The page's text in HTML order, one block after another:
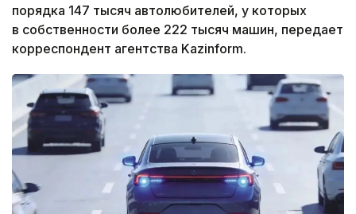
порядка 147 тысяч автолюбителей, у которых
в собственности более 222 тысяч машин, передает
корреспондент агентства Kazinform.